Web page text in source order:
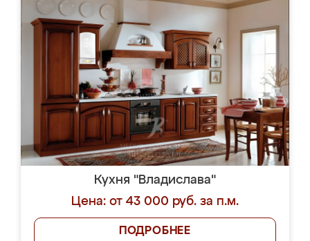
Кухня "Владислава"
Цена: от 43 000 руб. за п.м.
ПОДРОБНЕЕ